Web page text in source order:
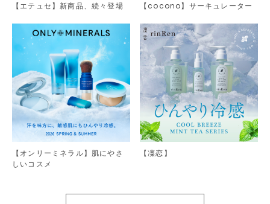
【エテュセ】新商品、続々登場 【cocono】サーキュレーター
【オンリーミネラル】肌にやさ
しいコスメ
【凜恋】